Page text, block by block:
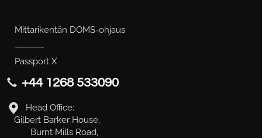
Mittarikentän DOMS-ohjaus
Passport X
+44 1268 533090
Head Office:
Gilbert Barker House,
Burnt Mills Road,